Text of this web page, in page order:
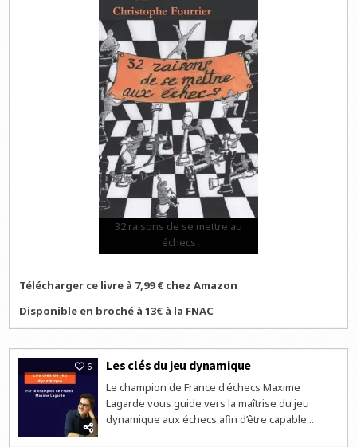
32 raisons de se mettre au
échecs
Télécharger ce livre à 7,99 € chez Amazon
Disponible en broché à 13€ à la FNAC
6 Les clés du jeu dynamique
Le champion de France d'échecs Maxime
Lagarde vous guide vers la maîtrise du jeu
dynamique aux échecs afin d’être capable...